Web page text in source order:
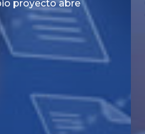
las advertencias
en la publicidad de
en...